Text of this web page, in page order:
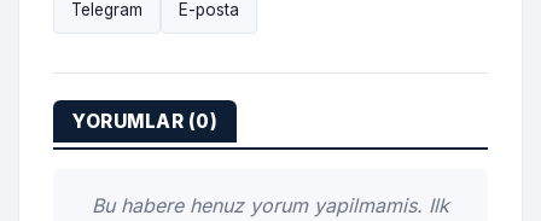
Telegram E-posta
YORUMLAR (0)
Bu habere henuz yorum yapilmamis. Ilk